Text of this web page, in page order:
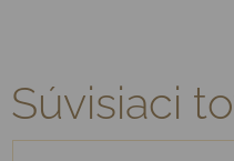
Súvisiaci